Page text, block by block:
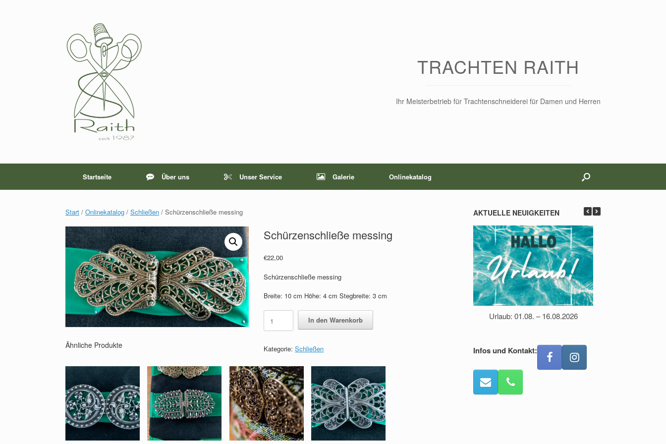
TRACHTEN RAITH
Ihr Meisterbetrieb für Trachtenschneiderei für Damen und Herren
Startseite Über uns Unser Service Galerie Onlinekatalog
Start / Onlinekatalog / Schließen / Schürzenschließe messing
Schürzenschließe messing
€22,00
Schürzenschließe messing
Breite: 10 cm Höhe: 4 cm Stegbreite: 3 cm
Schürzenschließe
messing
Menge
In den Warenkorb
Kategorie:Schließen
Ähnliche Produkte
AKTUELLE NEUIGKEITEN
Urlaub: 01.08. – 16.08.2026
Infos und Kontakt: